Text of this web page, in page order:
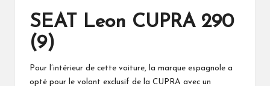
SEAT Leon CUPRA 290
(9)
Pour l’intérieur de cette voiture, la marque espagnole a
opté pour le volant exclusif de la CUPRA avec un